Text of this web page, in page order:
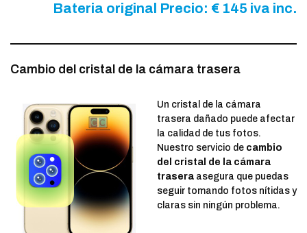
Bateria original Precio: € 145 iva inc.
Cambio del cristal de la cámara trasera
Un cristal de la cámara
trasera dañado puede afectar
la calidad de tus fotos.
Nuestro servicio de cambio
del cristal de la cámara
trasera asegura que puedas
seguir tomando fotos nítidas y
claras sin ningún problema.